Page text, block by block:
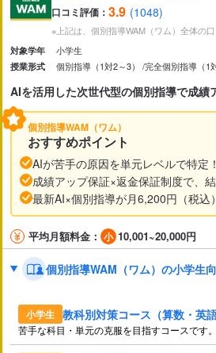
新潟県富山県
岐阜県 静岡県愛知県
鳥取県
福岡県佐賀県 長崎県
小学校受験 中学受験 高
学校の授業理解のための補足学
英検対策
数検対策 漢検
国語 英語
体験授業あり 自習室あり
質問しやすい環境
宿題チェ
口コミ評価： 3.9 (1048)
※上記は、個別指導WAM（ワム）全体の
対象学年 小学生
授業形式 個別指導（1対2～3） 完全個別指導（1
AIを活用した次世代型の個別指導で成績
個別指導WAM（ワム）
おすすめポイント
AIが苦手の原因を単元レベルで特定
成績アップ保証×返金保証制度で、
最新AI×個別指導が月6,200円（税
平均月額料金： 10,001~20,000円
個別指導WAM（ワム）の小学生
小学生 教科別対策コース（算数・英
苦手な科目・単元の克服を目指すコースです。